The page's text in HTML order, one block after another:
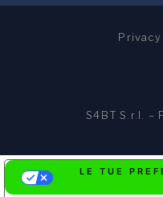
S4BT S.r.l. –
LE TUE